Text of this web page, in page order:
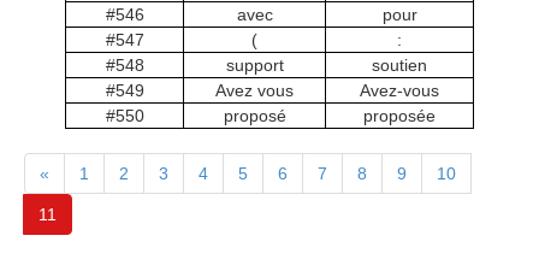
#546
avec
pour
#547
(
:
#548
support
soutien
#549
Avez vous
Avez-vous
#550
proposé proposée
« 1 2 3 4 5 6 7 8 9 10
11